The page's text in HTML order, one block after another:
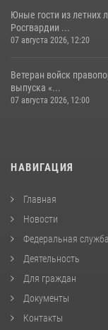
Юные гости из летних
Росгвардии ...
07 августа 2026, 12:20
Ветеран войск
выпуска «...
07 августа 2026, 12:00
НАВИГАЦИЯ
Главная
Новости
Федеральная служба
Деятельность
Для граждан
Документы
Контакты